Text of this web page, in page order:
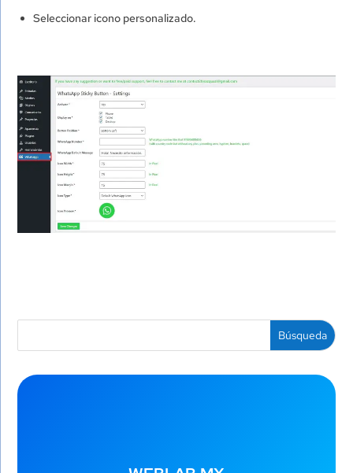
Seleccionar icono personalizado.